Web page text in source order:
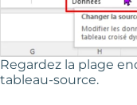
Regardez la plage
tableau-source.